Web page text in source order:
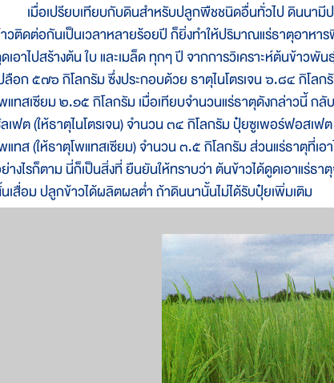
เมื่อเปรียบเทียบกับดินสำหรับปลูกพืชชนิดอื่นทั่วไป ดินนามีป
วติดต่อกันเป็นเวลาหลายร้อยปี ก็ยิ่งทำให้ปริมาณแร่ธาตุอาหา
เอาไปสร้างต้น ใบ และเมล็ด ทุกๆ ปี จากการวิเคราะห์ต้นข้าว
ลือก ๕๗๖ กิโลกรัม ซึ่งประกอบด้วย ธาตุไนโตรเจน ๖.๘๔ กิโ
แทสเซียม ๒.๑๕ กิโลกรัม เมื่อเทียบจำนวนแร่ธาตุดังกล่าวนี้ กลั
เฟต (ให้ธาตุไนโตรเจน) จำนวน ๓๔ กิโลกรัม ปุ๋ยซูเพอร์ฟอสเ
แทส (ให้ธาตุโพแทสเซียม) จำนวน ๓.๕ กิโลกรัม ส่วนแร่ธาตุที่เ
างไรก็ตาม นี่ก็เป็นสิ่งที่ ยืนยันให้ทราบว่า ต้นข้าวได้ดูดเอาแร่ธา
เสื่อม ปลูกข้าวได้ผลิตผลต่ำ ถ้าดินนานั้นไม่ได้รับปุ๋ยเพิ่มเติม